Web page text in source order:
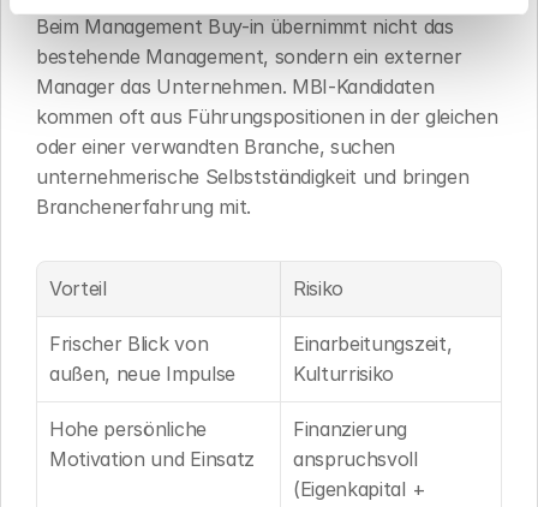
Beim Management Buy-in übernimmt nicht das
bestehende Management, sondern ein externer
Manager das Unternehmen. MBI-Kandidaten
kommen oft aus Führungspositionen in der gleichen
oder einer verwandten Branche, suchen
unternehmerische Selbstständigkeit und bringen
Branchenerfahrung mit.
Vorteil Risiko
Frischer Blick von
außen, neue Impulse
Einarbeitungszeit,
Kulturrisiko
Hohe persönliche
Motivation und Einsatz
Finanzierung
anspruchsvoll
(Eigenkapital +